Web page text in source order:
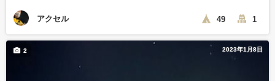
アクセル 49 1
2023年1月8日
2